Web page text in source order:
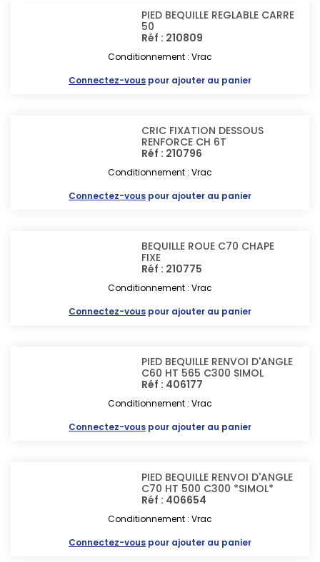
PIED BEQUILLE REGLABLE CARRE
50
Réf : 210809
Conditionnement : Vrac
Connectez-vous pour ajouter au panier
CRIC FIXATION DESSOUS
RENFORCE CH 6T
Réf : 210796
Conditionnement : Vrac
Connectez-vous pour ajouter au panier
BEQUILLE ROUE C70 CHAPE
FIXE
Réf : 210775
Conditionnement : Vrac
Connectez-vous pour ajouter au panier
PIED BEQUILLE RENVOI D'ANGLE
C60 HT 565 C300 SIMOL
Réf : 406177
Conditionnement : Vrac
Connectez-vous pour ajouter au panier
PIED BEQUILLE RENVOI D'ANGLE
C70 HT 500 C300 *SIMOL*
Réf : 406654
Conditionnement : Vrac
Connectez-vous pour ajouter au panier